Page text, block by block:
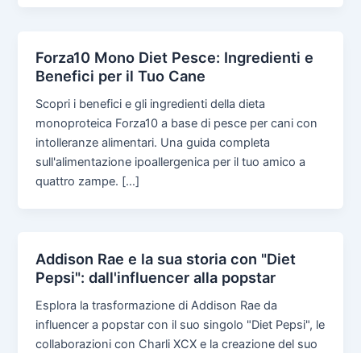
Forza10 Mono Diet Pesce: Ingredienti e
Benefici per il Tuo Cane
Scopri i benefici e gli ingredienti della dieta
monoproteica Forza10 a base di pesce per cani con
intolleranze alimentari. Una guida completa
sull'alimentazione ipoallergenica per il tuo amico a
quattro zampe. […]
Addison Rae e la sua storia con "Diet
Pepsi": dall'influencer alla popstar
Esplora la trasformazione di Addison Rae da
influencer a popstar con il suo singolo "Diet Pepsi", le
collaborazioni con Charli XCX e la creazione del suo